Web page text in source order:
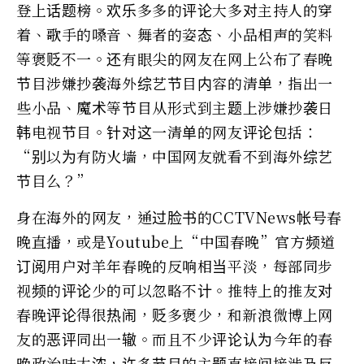
登上话题榜。欢乐多多的评论大多对主持人的穿
着、歌手的嗓音、舞者的姿态、小品相声的笑料
等褒贬不一。还有眼尖的网友在网上公布了春晚
节目涉嫌抄袭海外综艺节目内容的清单，指出一
些小品、魔术等节目从形式到主题上涉嫌抄袭日
韩电视节目。针对这一清单的网友评论包括：
“别以为有防火墙，中国网友就看不到海外综艺
节目么？”
身在海外的网友，通过脸书的CCTVNews帐号春
晚直播，或是Youtube上“中国春晚”官方频道
订阅用户对羊年春晚的反响相当平淡，每部同步
视频的评论少的可以忽略不计。推特上的推友对
春晚评论得很热闹，贬多褒少，和新浪微博上网
友的恶评同出一辙。而且不少评论认为今年的春